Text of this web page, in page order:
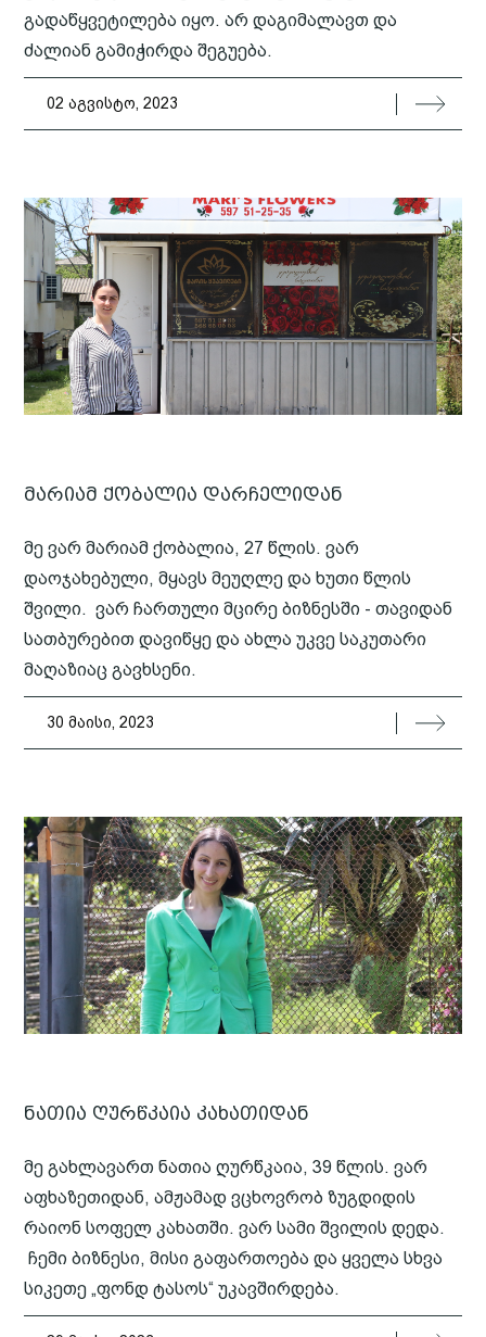
გადაწყვეტილება იყო. არ დაგიმალავთ და
ძალიან გამიჭირდა შეგუება.
02 აგვისტო, 2023
მარიამ ქობალია დარჩელიდან
მე ვარ მარიამ ქობალია, 27 წლის. ვარ
დაოჯახებული, მყავს მეუღლე და ხუთი წლის
შვილი. ვარ ჩართული მცირე ბიზნესში - თავიდან
სათბურებით დავიწყე და ახლა უკვე საკუთარი
მაღაზიაც გავხსენი.
30 მაისი, 2023
ნათია ღურწკაია კახათიდან
მე გახლავართ ნათია ღურწკაია, 39 წლის. ვარ
აფხაზეთიდან, ამჟამად ვცხოვრობ ზუგდიდის
რაიონ სოფელ კახათში. ვარ სამი შვილის დედა.
ჩემი ბიზნესი, მისი გაფართოება და ყველა სხვა
სიკეთე „ფონდ ტასოს“ უკავშირდება.